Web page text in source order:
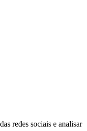
redes sociais e analisar